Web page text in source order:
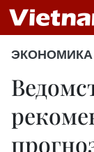
ЭКОНОМИКА